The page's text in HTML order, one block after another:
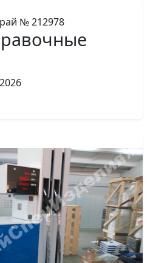
№ 212978